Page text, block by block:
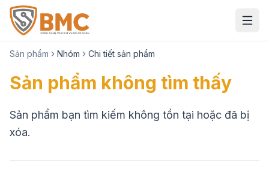
Quay lại
Sản phẩm Nhóm Chi tiết sản phẩm
Sản phẩm không tìm thấy
Sản phẩm bạn tìm kiếm không tồn tại hoặc đã bị
xóa.